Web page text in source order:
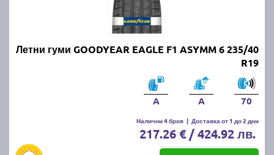
Летни гуми GOODYEAR EAGLE F1 ASYMM 6 235/40
R19
A A 70
Налични 4 броя | Доставка от 1 до 2 дни
217.26 € / 424.92 лв.